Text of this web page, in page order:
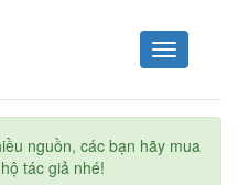
Toggle
navigation
nguồn, các bạn hãy mua
tác giả nhé!